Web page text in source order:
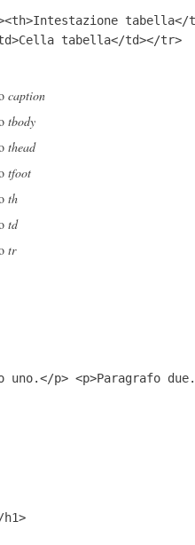
tabella</
tabella</td></tr>
caption
tbody
thead
tfoot
th
td
tr
uno.</p> <p>Paragrafo